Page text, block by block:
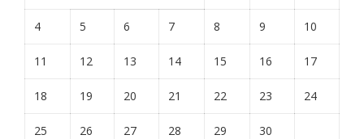
4 5 6 7 8 9 10
11 12 13 14 15 16 17
18 19 20 21 22 23 24
25 26 27 28 29 30